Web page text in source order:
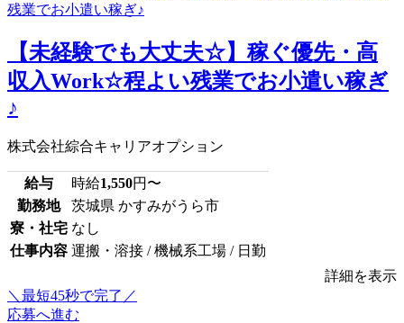
【未経験でも大丈夫☆】稼ぐ優先・高
収入Work☆程よい残業でお小遣い稼ぎ
♪
株式会社綜合キャリアオプション
給与 時給1,550円〜
勤務地
茨城県 かすみがうら市
寮・社宅 なし
仕事内容 運搬・溶接 / 機械系工場 / 日勤
詳細を表示
＼最短45秒で完了／
応募へ進む